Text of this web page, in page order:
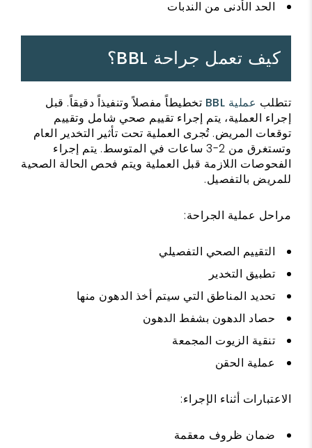
الحد الأدنى من الندبات
كيف تعمل جراحة BBL؟
تتطلب عملية BBL
تخطيطاً مفصلاً وتنفيذاً دقيقاً. قبل
إجراء العملية، يتم إجراء تقييم صحي شامل وتقييم
توقعات المريض. تُجرى العملية تحت تأثير التخدير العام
وتستغرق من 2-3 ساعات في المتوسط. يتم إجراء
الفحوصات اللازمة قبل العملية ويتم فحص الحالة الصحية
للمريض بالتفصيل.
مراحل عملية الجراحة:
التقييم الصحي التفصيلي
تطبيق التخدير
تحديد المناطق التي سيتم أخذ الدهون منها
حصاد الدهون بشفط الدهون
تنقية الزيوت المجمعة
عملية الحقن
الاعتبارات أثناء الإجراء:
ضمان ظروف معقمة